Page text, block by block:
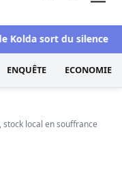
et d'investigation
sort du silence et
ENQUÊTE ECONOMIE
local en souffrance